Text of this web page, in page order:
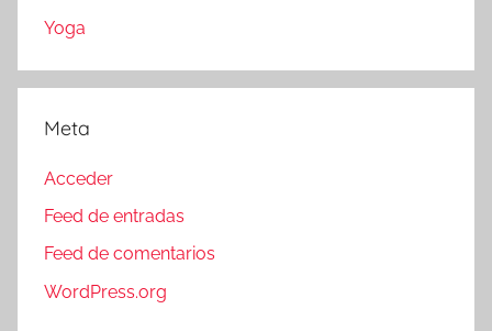
Yoga
Meta
Acceder
Feed de entradas
Feed de comentarios
WordPress.org